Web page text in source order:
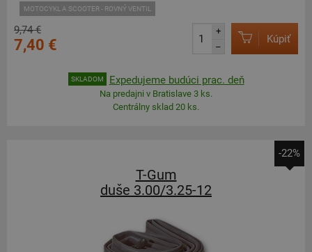
MOTOCYKL A SCOOTER - ROVNÝ VENTIL
9,74 €
7,40 €
+
–
Kúpiť
SKLADOM Expedujeme budúci prac. deň
Na predajni v Bratislave 3 ks.
Centrálny sklad 20 ks.
-22%
T-Gum
duše 3.00/3.25-12